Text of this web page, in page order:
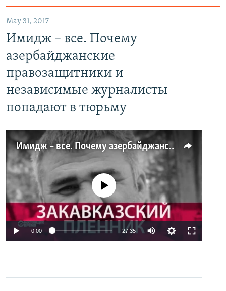
May 31, 2017
Имидж – все. Почему
азербайджанские
правозащитники и
независимые журналисты
попадают в тюрьму
Имидж – все. Почему азербайджанские правозащитники и независимые журналисты попадают в тюрьму
No media source currently available
0:00 27:35